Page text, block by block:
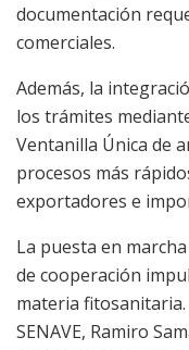
documentación
comerciales.
Además, la
los trámites
Ventanilla Única de
procesos más
exportadores e
La puesta en
de cooperación
materia
SENAVE, Ramiro